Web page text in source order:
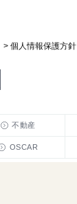
> 個人情報保護方針
不動産
OSCAR